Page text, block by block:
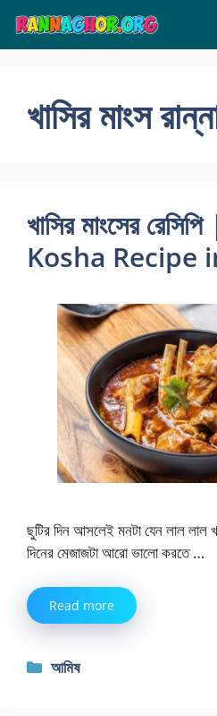
Skip
content
খাসির মাংস
খাসির মাংসের
Kosha Recipe
ছুটির দিন আসলেই মনটা যেন লাল লাল
দিনের মেজাজটা আরো ভালো করতে …
Read more
Categories
আমিষ